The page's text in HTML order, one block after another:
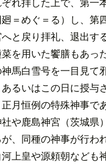
廻＝めぐ＝る）し、第
と戻り拝礼、退出す
を用いた饗膳もあっ
馬白雪号を一目見て
るいはこの日に授与
月恒例の特殊神事で
や鹿島神宮（茨城県
、同種の神事が行わ
上皇や源頼朝なども